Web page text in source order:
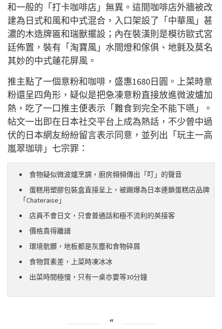
和一般的「打卡咖啡店」無異。這間咖啡店外牆被改
建為日式和風和中式混合，入口架設了「中華風」甚
濃的木造牌匾和瑞獸擺設；內在裝潢則是模彷歐式宮
廷佈置，裝有「淘寶風」水間燈和傢俱、地氈及莫名
其妙的中式蓮花屏風。
推主點了一個意粉和咖啡，盛惠1680日圓。上菜時意
粉還呈四角形，疑似是把急凍意粉直接放進微波爐加
熱，吃了一口推主便表示「難食到完全不能下嚥」。
帖文一出即在日本社交平台上成為熱話，不少曾中過
伏的日本網友紛紛留言表示同意，並列出「玩主一高
嵐翠珈琲」七宗罪：
食物疑似微波爐烹調，廚房頻頻傳出「叮」的聲音
蛋糕用塑膠包裝盒直接呈上，被踢爆為日本連鎖蛋糕店品牌
「Chateraise」
店員不會日文，只會普通話和極不流利的英接客
價格貴得離譜
環境骯髒，地板都是灰塵和食物碎屑
食物質素差，上菜時凍冰冰
出菜時間極慢，只有一桌亦要等30分鐘